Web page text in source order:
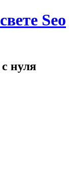
Seo
нуля